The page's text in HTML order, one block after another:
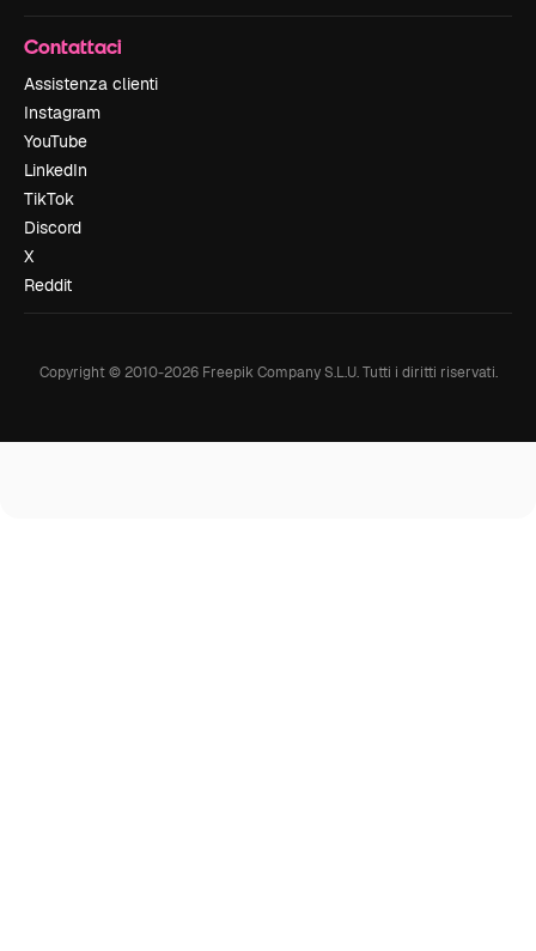
Contattaci
Assistenza clienti
Instagram
YouTube
LinkedIn
TikTok
Discord
X
Reddit
Copyright © 2010-2026Freepik Company S.L.U. Tutti i diritti riservati.